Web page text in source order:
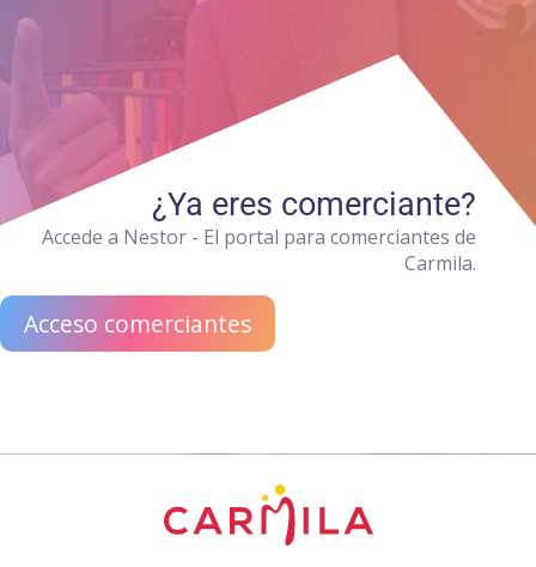
¿Ya eres comerciante?
Accede a Nestor - El portal para comerciantes de
Carmila.
Acceso comerciantes